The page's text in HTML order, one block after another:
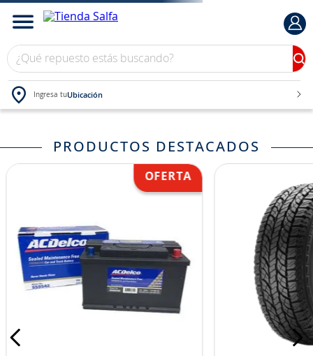
¿Qué repuesto estás buscando?
1.
bateria
4.
yokohama
5.
jockey
6
215
Ingresa tuUbicación
PRODUCTOS DESTACADOS